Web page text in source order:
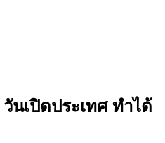
นเปิดประเทศ ทำได้